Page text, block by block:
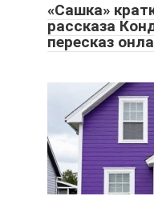
«Сашка»
рассказа
пересказ